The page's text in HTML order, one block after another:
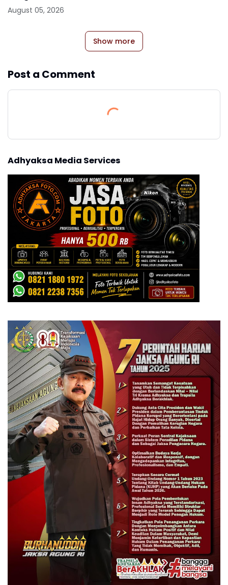
August 05, 2026
Show more
Post a Comment
Adhyaksa Media Services